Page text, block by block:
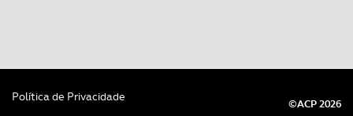
Política de Privacidade
©ACP 2026